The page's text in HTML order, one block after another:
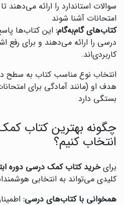
سوالات استاندارد را ارائه می‌دهند
امتحانات آشنا شوند
کتاب‌های گام‌به‌گام: این کتاب‌ها
درسی را ارائه می‌دهند و برای رفع
کاربردی‌اند.
انتخاب نوع مناسب کتاب به سطح
هدف او (مانند آمادگی برای
بستگی دارد
چگونه بهترین کتاب
انتخاب کنیم؟
برایخرید کتاب کمک درسی دوره
کلیدی می‌تواند به انتخابی
همخوانی با کتاب‌های درسی: